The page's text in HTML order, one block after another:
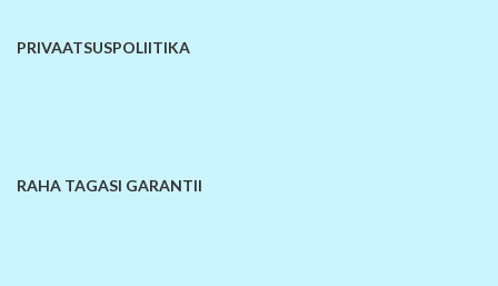
PRIVAATSUSPOLIITIKA
RAHA TAGASI GARANTII